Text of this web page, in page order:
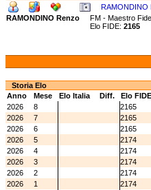
RAMONDINO
RAMONDINO Renzo
FM - Maestro
Elo FIDE: 2165
Storia Elo
Anno
Mese Elo Italia Diff. Elo FIDE
2026
8 2165
2026
7 2165
2026
6 2165
2026
5 2174
2026
4 2174
2026
3 2174
2026
2 2174
2026
1 2174